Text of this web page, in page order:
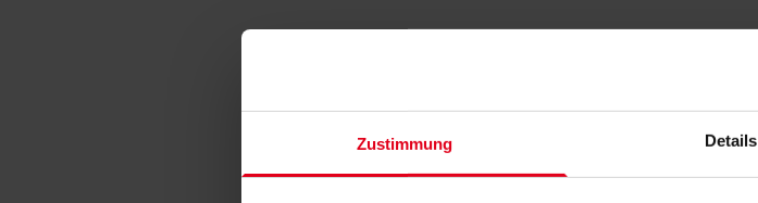
Zustimmung Details